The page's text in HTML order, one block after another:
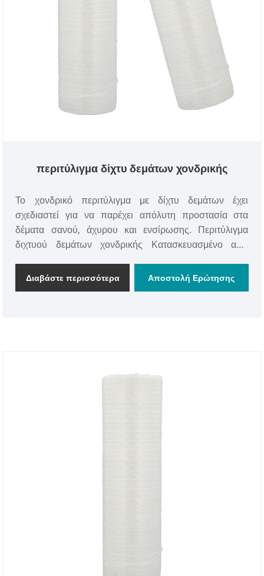
περιτύλιγμα δίχτυ δεμάτων χονδρικής
Το χονδρικό περιτύλιγμα με δίχτυ δεμάτων έχει
σχεδιαστεί για να παρέχει απόλυτη προστασία στα
δέματα σανού, άχυρου και ενσίρωσης. Περιτύλιγμα
διχτυού δεμάτων χονδρικής Κατασκευασμένο από
υπεριώδη ακτινοβολία, διασφαλίζει ότι τα δέματά σας
παραμένουν ανέπαφα, στεγνά και προστατευμένα από
Διαβάστε περισσότερα Αποστολή Ερώτησης